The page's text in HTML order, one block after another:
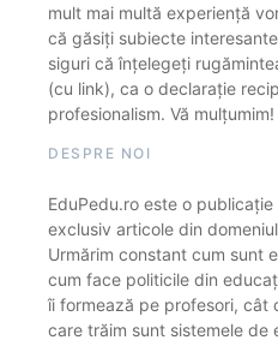
mult mai multă experiență
că găsiți subiecte
siguri că înțelegeți
(cu link), ca o declarație
profesionalism. Vă mulțumim!
DESPRE NOI
EduPedu.ro este o
exclusiv articole din
Urmărim constant cum sunt
cum face politicile din
îi formează pe profesori, cât
care trăim sunt sistemele de